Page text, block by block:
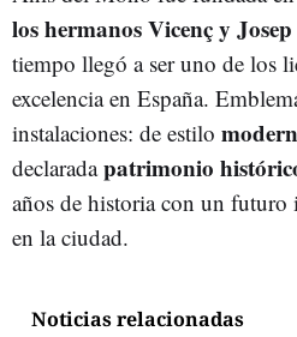
los hermanos Vicenç y
tiempo llegó a ser uno de los
excelencia en España.
instalaciones: de estilo
declaradapatrimonio
años de historia con un futuro
en la ciudad.
Noticias relacionadas